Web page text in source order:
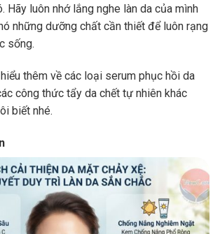
Hãy luôn nhớ lắng nghe làn da của mình
những dưỡng chất cần thiết để luôn rạng
sống.
thêm về các loại serum phục hồi da
công thức tẩy da chết tự nhiên khác
biết nhé.